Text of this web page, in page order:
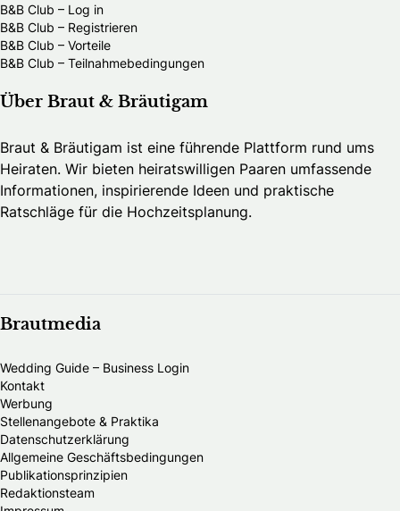
B&B Club – Log in
B&B Club – Registrieren
B&B Club – Vorteile
B&B Club – Teilnahmebedingungen
Über Braut & Bräutigam
Braut & Bräutigam ist eine führende Plattform rund ums
Heiraten. Wir bieten heiratswilligen Paaren umfassende
Informationen, inspirierende Ideen und praktische
Ratschläge für die Hochzeitsplanung.
Brautmedia
Wedding Guide – Business Login
Kontakt
Werbung
Stellenangebote & Praktika
Datenschutzerklärung
Allgemeine Geschäftsbedingungen
Publikationsprinzipien
Redaktionsteam